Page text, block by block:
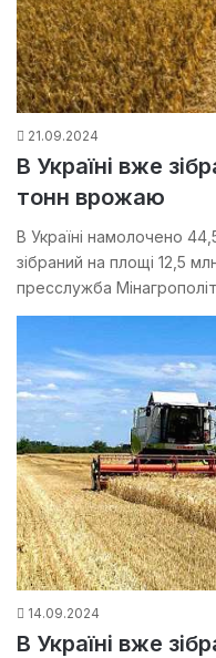
21.09.2024
В Україні вже
тонн врожаю
В Україні намолочено
зібраний на площі 12,5
пресслужба
14.09.2024
В Україні вже